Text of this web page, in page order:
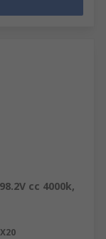
cc 4000k,